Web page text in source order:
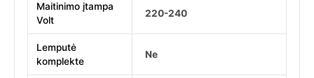
Maitinimo įtampa
Volt
220-240
Lemputė
komplekte
Ne